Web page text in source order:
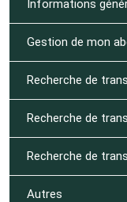
Informations
Gestion de mon
Recherche de
Recherche de
Recherche de
Autres